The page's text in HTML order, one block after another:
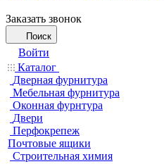
Заказать звонок
Поиск
Войти
Каталог
Дверная фурнитура
Мебельная фурнитура
Оконная фурнтура
Двери
Перфокрепеж
Почтовые ящики
Строительная химия